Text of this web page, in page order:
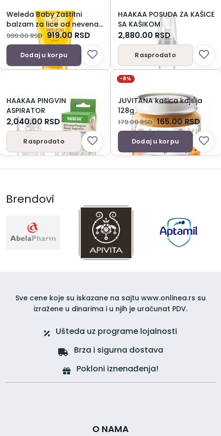
Weleda Baby Zaštitni
balzam za lice od nevena
30ml
999.00RSD 919.00 RSD
Dodaj u korpu
HAAKAA POSUDA ZA KAŠICE
SA KAŠIKOM
2,880.00 RSD
Rasprodato
HAAKAA PINGVIN
ASPIRATOR
2,040.00 RSD
Rasprodato
-8%
JUVITANA kašica kajsija
128g
179.00RSD 165.00RSD
Dodaj u korpu
Brendovi
Sve cene koje su iskazane na sajtu www.onlinea.rs su
izražene u dinarima i u njih je uračunat PDV.
Ušteda uz programe lojalnosti
Brza i sigurna dostava
Pokloni iznenađenja!
O NAMA